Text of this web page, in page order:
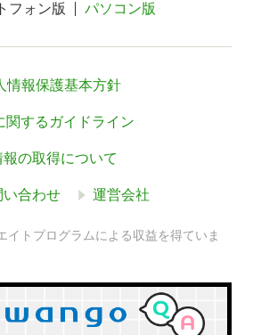
フォン版 パソコン版
情報保護基本方針
関するガイドライン
の取得について
い合わせ 運営会社
イトプログラムによる収益を得ていま